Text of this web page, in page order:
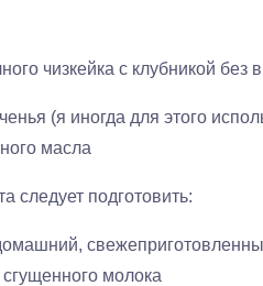
чизкейка с клубникой без
(я иногда для этого
масла
следует подготовить:
сгущенного молока